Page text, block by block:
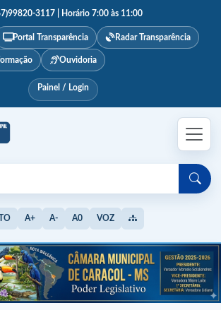
3117 | Horário 7:00 às 11:00
Portal Transparência Radar Transparência
Ouvidoria
Painel / Login
A+ A- A0 VOZ